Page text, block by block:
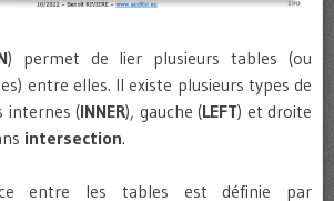
) permet de lier plusieurs tables (ou
entre elles. Il existe plusieurs types de
internes (INNER), gauche (LEFT) et droite
intersection.
entre les tables est définie par